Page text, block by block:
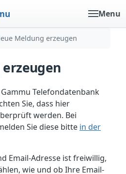
Menu
Meldung erzeugen
Telefondatenbank
Sie, dass hier
werden. Bei
Sie diese bitte in der
Email-Adresse ist freiwillig,
wie und ob Ihre Email-